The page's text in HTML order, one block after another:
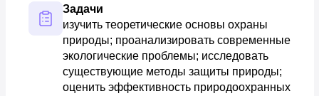
Задачи
изучить теоретические основы охраны
природы; проанализировать современные
экологические проблемы; исследовать
существующие методы защиты природы;
оценить эффективность природоохранных